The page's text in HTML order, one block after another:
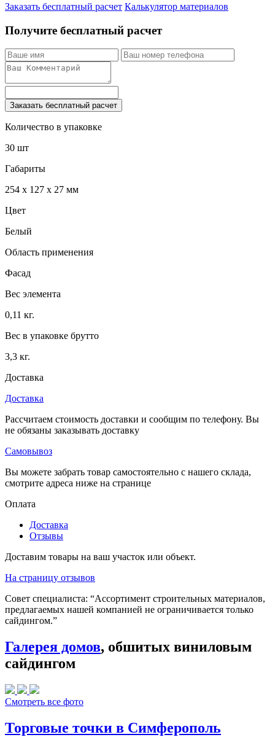
Заказать бесплатный расчет Калькулятор материалов
Получите бесплатный расчет
Заказать бесплатный расчет
Количество в упаковке
30 шт
Габариты
254 x 127 x 27 мм
Цвет
Белый
Область применения
Фасад
Вес элемента
0,11 кг.
Вес в упаковке брутто
3,3 кг.
Доставка
Доставка
Рассчитаем стоимость доставки и сообщим по телефону. Вы
не обязаны заказывать доставку
Самовывоз
Вы можете забрать товар самостоятельно с нашего склада,
смотрите адреса ниже на странице
Оплата
Доставка
Отзывы
Доставим товары на ваш участок или объект.
На страницу отзывов
Совет специалиста: “Ассортимент строительных материалов,
предлагаемых нашей компанией не ограничивается только
сайдингом.”
Галерея домов, обшитых виниловым
сайдингом
Смотреть все фото
Торговые точки в Симферополь